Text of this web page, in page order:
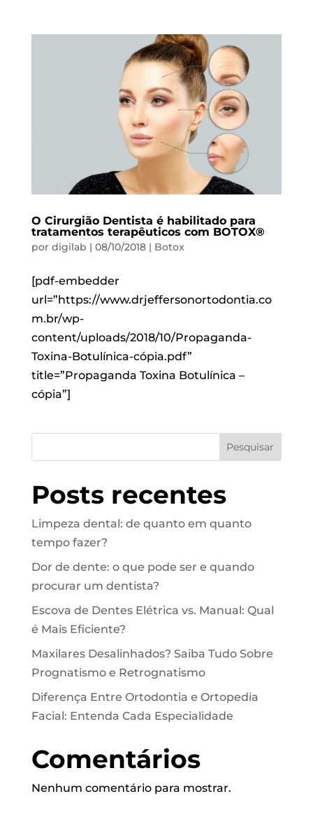
O Cirurgião Dentista é habilitado para
tratamentos terapêuticos com BOTOX®
por digilab | 08/10/2018| Botox
[pdf-embedder
url=”https://www.drjeffersonortodontia.co
m.br/wp-
content/uploads/2018/10/Propaganda-
Toxina-Botulínica-cópia.pdf”
title=”Propaganda Toxina Botulínica –
cópia”]
Pesquisar
Posts recentes
Limpeza dental: de quanto em quanto
tempo fazer?
Dor de dente: o que pode ser e quando
procurar um dentista?
Escova de Dentes Elétrica vs. Manual: Qual
é Mais Eficiente?
Maxilares Desalinhados? Saiba Tudo Sobre
Prognatismo e Retrognatismo
Diferença Entre Ortodontia e Ortopedia
Facial: Entenda Cada Especialidade
Comentários
Nenhum comentário para mostrar.